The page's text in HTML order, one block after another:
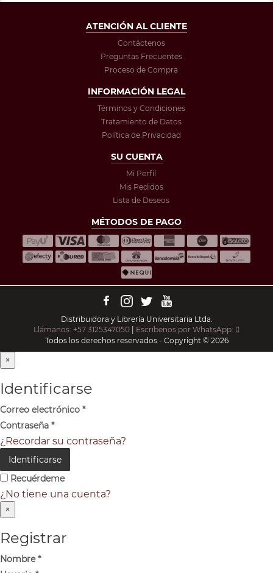
ATENCIÓN AL CLIENTE
Contáctenos
Preguntas Frecuentes
Proceso de Compra
INFORMACIÓN LEGAL
Términos y Condiciones
Tratamiento de Datos
Política de Privacidad
SU CUENTA
Mi Perfil
Mis Pedidos
Lista de Deseos
MÉTODOS DE PAGO
Distribuidora y Librería Universitaria Ltda.
Llámanos: +57 3125347050 | Escríbenos por WhatsApp:
Todos los derechos reservados - Copyright © 2026
×
Identificarse
Correo electrónico *
Contraseña *
¿Recordar su contraseña?
Identificarse
Recuérdeme
¿No tiene una cuenta?
×
Registrar
Nombre*